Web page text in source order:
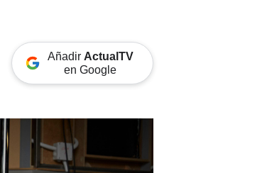
Añadir ActualTV
en Google